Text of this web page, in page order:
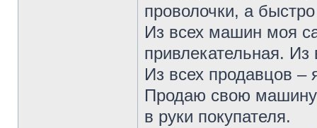
проволочки, а
Из всех машин моя
привлекательная.
Из всех продавцов
Продаю свою
в руки покупателя.